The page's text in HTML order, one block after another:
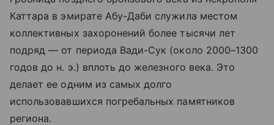
Каттара в эмирате Абу-Даби служила местом
коллективных захоронений более тысячи лет
подряд — от периода Вади-Сук (около 2000–1300
годов до н. э.) вплоть до железного века. Это
делает ее одним из самых долго
использовавшихся погребальных памятников
региона.